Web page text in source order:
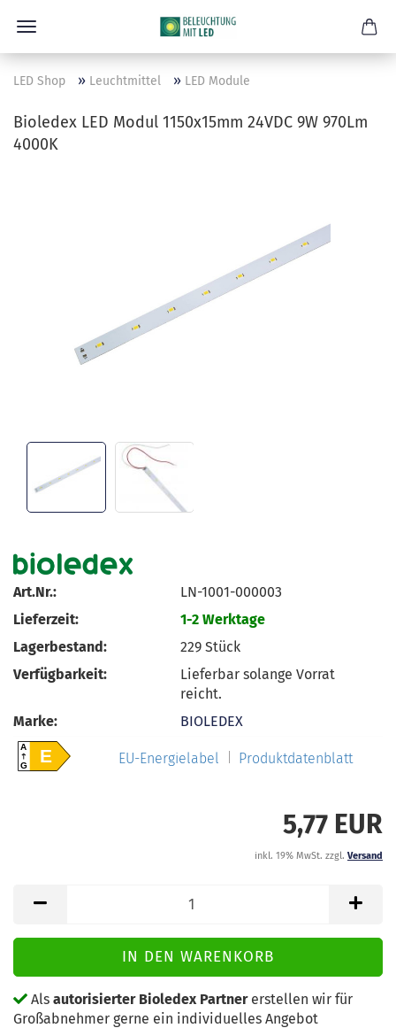
LED Shop » Leuchtmittel » LED Module
Bioledex LED Modul 1150x15mm 24VDC 9W 970Lm
4000K
Art.Nr.:
LN-1001-000003
Lieferzeit:
1-2 Werktage
Lagerbestand:
229Stück
Verfügbarkeit:
Lieferbar solange Vorrat
reicht.
Marke:
BIOLEDEX
A
GE EU-Energielabel Produktdatenblatt
5,77 EUR
inkl. 19% MwSt. zzgl. Versand
Als autorisierter Bioledex Partnererstellen wir für
Großabnehmer gerne ein individuelles Angebot